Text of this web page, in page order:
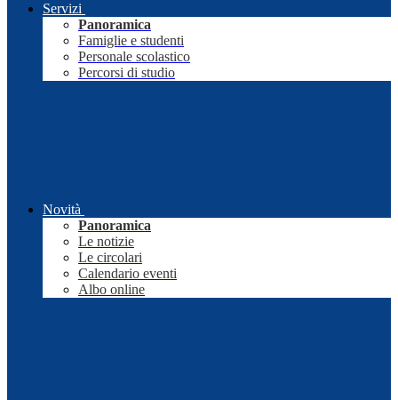
Servizi
Panoramica
Famiglie e studenti
Personale scolastico
Percorsi di studio
Novità
Panoramica
Le notizie
Le circolari
Calendario eventi
Albo online